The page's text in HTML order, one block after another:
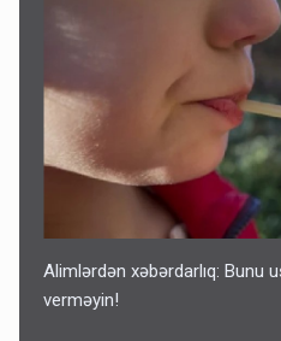
Alimlərdən xəbərdarlıq: Bunu
verməyin!